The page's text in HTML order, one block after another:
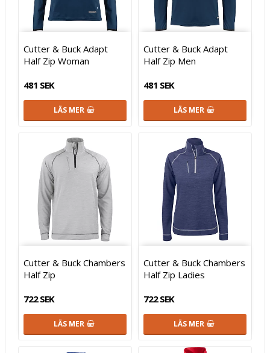
Cutter & Buck Adapt
Half Zip Woman
481 SEK
LÄS MER
Cutter & Buck Adapt
Half Zip Men
481 SEK
LÄS MER
Cutter & Buck Chambers
Half Zip
722 SEK
LÄS MER
Cutter & Buck Chambers
Half Zip Ladies
722 SEK
LÄS MER